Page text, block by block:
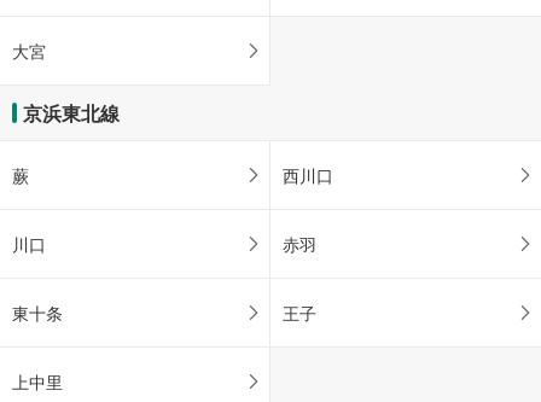
大宮
京浜東北線
蕨 西川口
川口 赤羽
東十条 王子
上中里